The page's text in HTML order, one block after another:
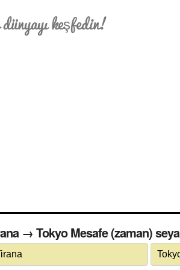
dünyayı keşfedin!
→ Tokyo Mesafe (zaman)